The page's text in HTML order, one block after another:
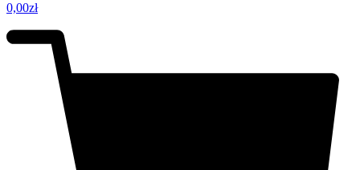
0,00zł